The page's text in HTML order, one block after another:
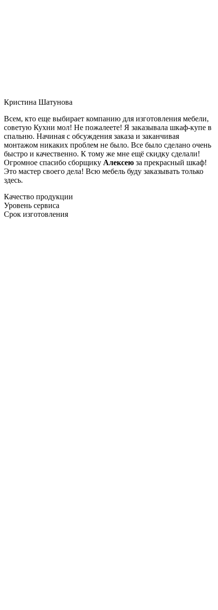
Кристина Шатунова
Всем, кто еще выбирает компанию для изготовления мебели,
советую Кухни мол! Не пожалеете! Я заказывала шкаф-купе в
спальню. Начиная с обсуждения заказа и заканчивая
монтажом никаких проблем не было. Все было сделано очень
быстро и качественно. К тому же мне ещё скидку сделали!
Огромное спасибо сборщику Алексею за прекрасный шкаф!
Это мастер своего дела! Всю мебель буду заказывать только
здесь.
Качество продукции
Уровень сервиса
Срок изготовления